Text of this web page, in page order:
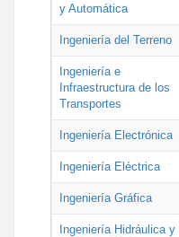
y Automática
Ingeniería del Terreno
Ingeniería e
Infraestructura de los
Transportes
Ingeniería Electrónica
Ingeniería Eléctrica
Ingeniería Gráfica
Ingeniería Hidráulica y